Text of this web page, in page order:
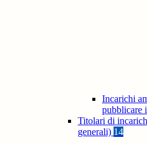
Incarichi
pubblicare
Titolari di
generali) 14